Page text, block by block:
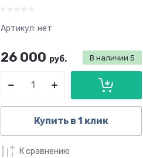
Артикул: нет
В наличии 5
26 000 руб.
Купить в 1 клик
К сравнению